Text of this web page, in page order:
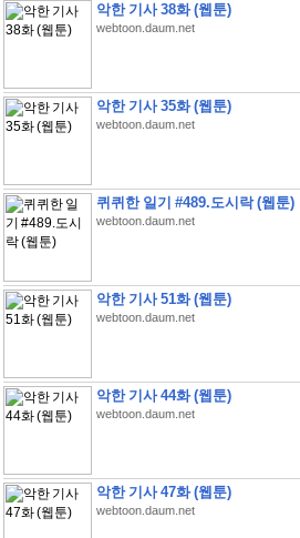
악한 기사 38화 (웹툰)
webtoon.daum.net
악한 기사 35화 (웹툰)
webtoon.daum.net
퀴퀴한 일기 #489.도시락 (웹툰)
webtoon.daum.net
악한 기사 51화 (웹툰)
webtoon.daum.net
악한 기사 44화 (웹툰)
webtoon.daum.net
악한 기사 47화 (웹툰)
webtoon.daum.net